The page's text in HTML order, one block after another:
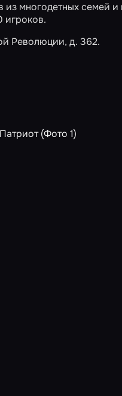
многодетных семей
игроков.
Революции, д. 362.